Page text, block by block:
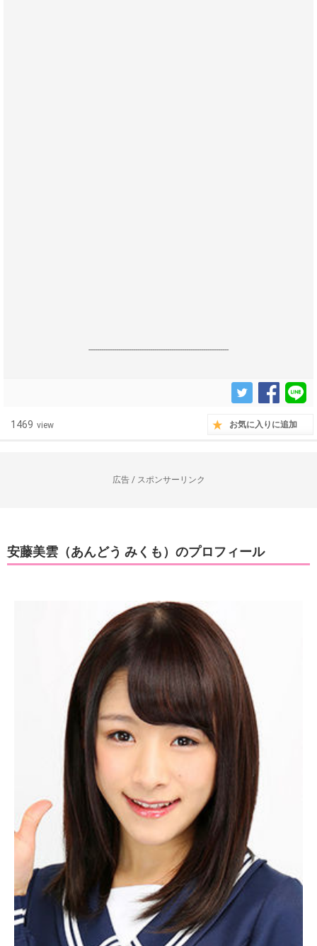
------------------------------------------------------------------
1469 view お気に入りに追加
広告 / スポンサーリンク
安藤美雲（あんどう みくも）のプロフィール